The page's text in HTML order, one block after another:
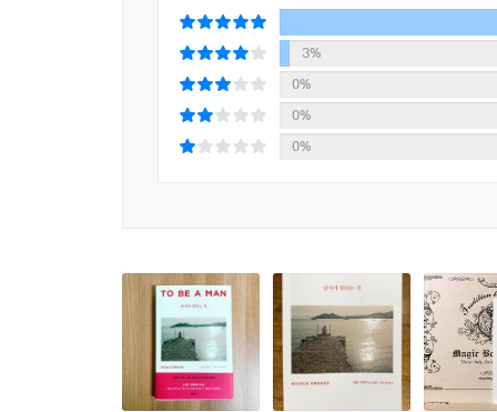
환상인지 실재인지 확신하지 못한다. 「남편」
남편이라 주장하며 사망한 아버지의 자리를 차지
“아기는 가족들에게 처음 왔을 때와 같은 방식으
사람들은 오직 선물이라는 것. 몰라서 요구하지
이야기를 끝맺는 데는 관심이 없는 듯 보인다.
인물들은 영원히 그 실체를, 불가해의 장막 너머
일부로 수용함으로써 성장하거나 나아간다. 오
시야로 삶을 바라보며 깨달음을 얻는다. 우리가
자유이자 선물이 되기도 한다는 깨달음을.
3%
0%
0%
0%